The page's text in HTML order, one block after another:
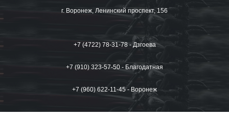
г. Воронеж, Ленинский проспект, 156
+7 (4722) 78-31-78 - Дзгоева
+7 (910) 323-57-50 - Благодатная
+7 (960) 622-11-45 - Воронеж